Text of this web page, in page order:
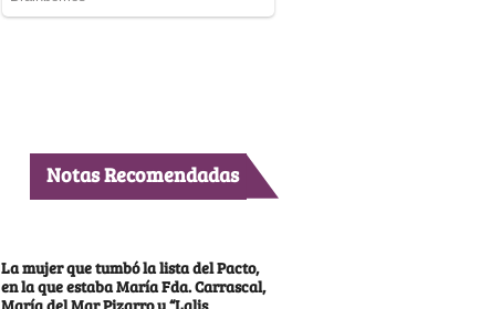
Notas Recomendadas
La mujer que tumbó la lista del Pacto,
en la que estaba María Fda. Carrascal,
María del Mar Pizarro y “Lalis